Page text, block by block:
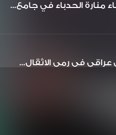
منارة الحدباء في جامع...
عراقي في رمي الاثقال...